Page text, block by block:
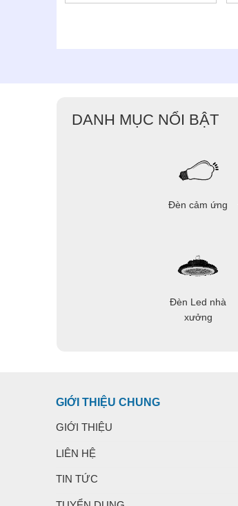
DANH MỤC NỔI BẬT
Đèn cảm ứng
Đèn Led nhà
xưởng
GIỚI THIỆU CHUNG
GIỚI THIỆU
LIÊN HỆ
TIN TỨC